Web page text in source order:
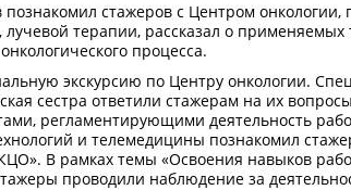
стажеров с Центром онкологии,
терапии, рассказал о применяемых
процесса.
экскурсию по Центру онкологии.
сестра ответили стажерам на их
регламентирующими деятельность
и телемедицины познакомил
В рамках темы «Освоения навыков
проводили наблюдение за